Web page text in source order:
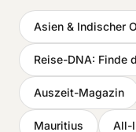
Asien & Indischer
Reise-DNA: Finde
Auszeit-Magazin
Mauritius All-